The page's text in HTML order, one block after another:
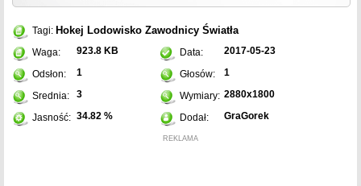
Tagi: Hokej Lodowisko Zawodnicy Światła
Waga: 923.8 KB Data: 2017-05-23
Odsłon: 1 Głosów: 1
Srednia: 3 Wymiary: 2880x1800
Jasność: 34.82 % Dodał: GraGorek
REKLAMA